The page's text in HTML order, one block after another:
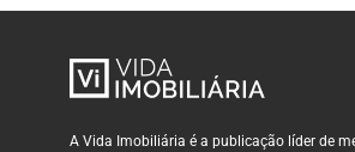
A Vida Imobiliária é a publicação líder de